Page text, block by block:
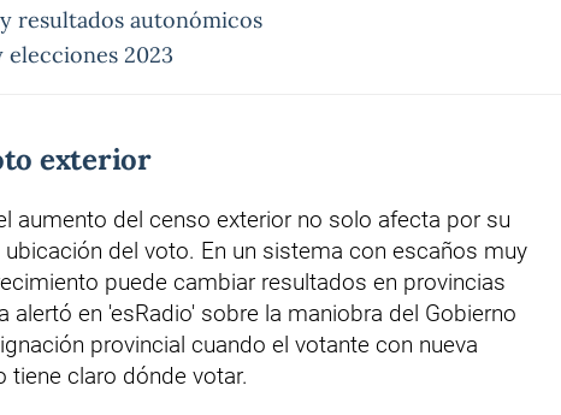
resultados autonómicos
elecciones 2023
exterior
aumento del censo exterior no solo afecta por su
del voto. En un sistema con escaños muy
puede cambiar resultados en provincias
alertó en 'esRadio' sobre la maniobra del Gobierno
provincial cuando el votante con nueva
tiene claro dónde votar.